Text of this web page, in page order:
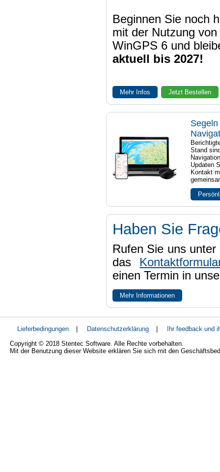
Beginnen Sie noch
mit der Nutzung von
WinGPS 6 und
aktuell bis 2027!
Mehr Infos Jetzt Bestellen
Stand
Updaten
Kontakt
Haben Sie
Rufen Sie uns
das
einen Termin in
Mehr Informationen
Lieferbedingungen | Datenschutzerklärung |
Ihr feedback und
Copyright © 2018 Stentec Software. Alle Rechte vorbehalten.
Mit der Benutzung dieser Website erklären Sie sich mit den